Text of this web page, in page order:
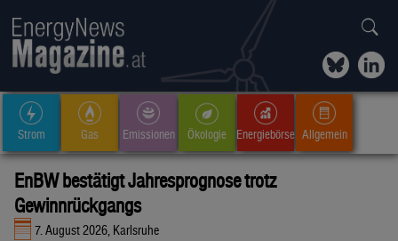
Strom Gas Emissionen Ökologie Energiebörse Allgemein
EnBW bestätigt Jahresprognose trotz
Gewinnrückgangs
7. August 2026, Karlsruhe